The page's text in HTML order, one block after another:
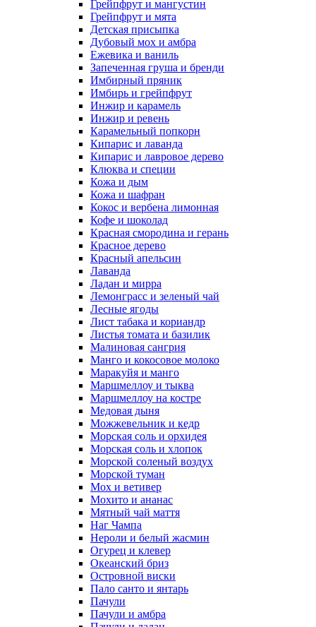
Грейпфрут и мангустин
Грейпфрут и мята
Детская присыпка
Дубовый мох и амбра
Ежевика и ваниль
Запеченная груша и бренди
Имбирный пряник
Имбирь и грейпфрут
Инжир и карамель
Инжир и ревень
Карамельный попкорн
Кипарис и лаванда
Кипарис и лавровое дерево
Клюква и специи
Кожа и дым
Кожа и шафран
Кокос и вербена лимонная
Кофе и шоколад
Красная смородина и герань
Красное дерево
Красный апельсин
Лаванда
Ладан и мирра
Лемонграсс и зеленый чай
Лесные ягоды
Лист табака и кориандр
Листья томата и базилик
Малиновая сангрия
Манго и кокосовое молоко
Маракуйя и манго
Маршмеллоу и тыква
Маршмеллоу на костре
Медовая дыня
Можжевельник и кедр
Морская соль и орхидея
Морская соль и хлопок
Морской соленый воздух
Морской туман
Мох и ветивер
Мохито и ананас
Мятный чай маття
Наг Чампа
Нероли и белый жасмин
Огурец и клевер
Океанский бриз
Островной виски
Пало санто и янтарь
Пачули
Пачули и амбра